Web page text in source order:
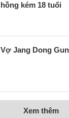
hồng kém 18 tuổi
Vợ Jang Dong
Xem thêm